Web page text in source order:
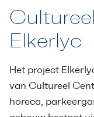
Elkerlyc
Het project
van Cultureel
horeca,